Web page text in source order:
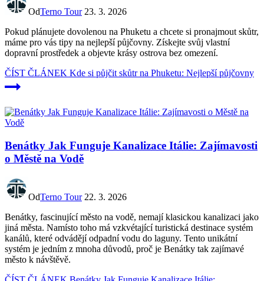
OdTerno Tour 23. 3. 2026
Pokud plánujete dovolenou na Phuketu a chcete si pronajmout skůtr,
máme pro vás tipy na nejlepší půjčovny. Získejte svůj vlastní
dopravní prostředek a objevte krásy ostrova bez omezení.
ČÍST ČLÁNEK Kde si půjčit skůtr na Phuketu: Nejlepší půjčovny
Benátky Jak Funguje Kanalizace Itálie: Zajímavosti
o Městě na Vodě
OdTerno Tour 22. 3. 2026
Benátky, fascinující město na vodě, nemají klasickou kanalizaci jako
jiná města. Namísto toho má vzkvétající turistická destinace systém
kanálů, které odvádějí odpadní vodu do laguny. Tento unikátní
systém je jedním z mnoha důvodů, proč je Benátky tak zajímavé
město k návštěvě.